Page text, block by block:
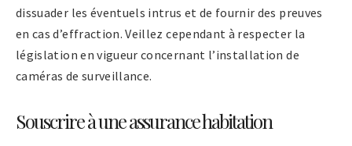
dissuader les éventuels intrus et de fournir des preuves
en cas d’effraction. Veillez cependant à respecter la
législation en vigueur concernant l’installation de
caméras de surveillance.
Souscrire à une assurance habitation